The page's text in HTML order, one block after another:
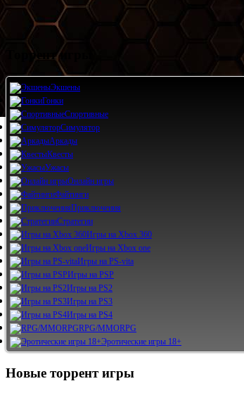
Торрент игры
Экшены
Гонки
Спортивные
Симулятор
Аркады
Квесты
Ужасы
Онлайн игры
Файтинги
Приключения
Стратегии
Игры на Xbox 360
Игры на Xbox one
Игры на PS-vita
Игры на PSP
Игры на PS2
Игры на PS3
Игры на PS4
RPG/MMORPG
Эротические игры 18+
Новые торрент игры